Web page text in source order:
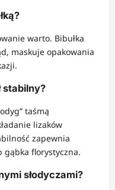
warto. Bibułka
maskuje opakowania
stabilny?
taśmą
lizaków
zapewnia
florystyczna.
słodyczami?